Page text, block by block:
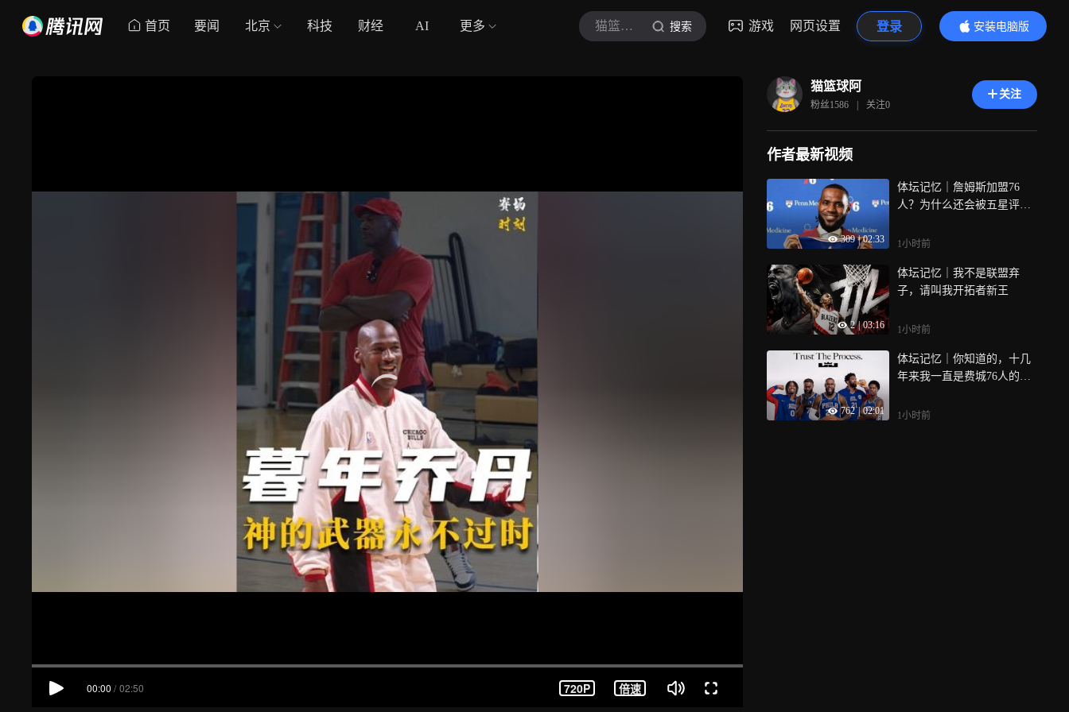
首页 要闻 北京 科技 财经 AI 更多 猫篮球阿 搜索 游戏 网页设置 登录
安装电脑版
内容更精彩
00:00 / 02:50 720P 倍速
猫篮球阿
粉丝1586 | 关注0
关注
作者最新视频
309 | 02:33
体坛记忆｜詹姆斯加盟76
人？为什么还会被五星评论
1小时前
2 | 03:16
体坛记忆｜我不是联盟弃
子，请叫我开拓者新王
1小时前
762 | 02:01
体坛记忆｜你知道的，十几
年来我一直是费城76人的忠
老詹最后的NBA生涯了
1小时前